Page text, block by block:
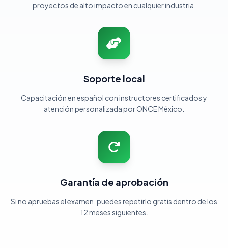
proyectos de alto impacto en cualquier industria.
Soporte local
Capacitación en español con instructores certificados y
atención personalizada por ONCE México.
Garantía de aprobación
Si no apruebas el examen, puedes repetirlo gratis dentro de los
12 meses siguientes.